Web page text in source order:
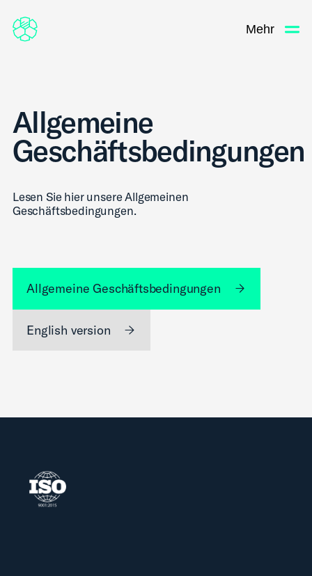
Mehr
Allgemeine
Geschäftsbedingungen
Lesen Sie hier unsere Allgemeinen
Geschäftsbedingungen.
Allgemeine Geschäftsbedingungen
English version